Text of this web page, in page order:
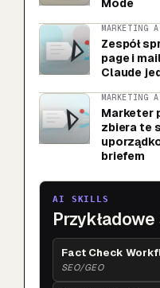
Mode
MARKETING
Zespół
page i
Claude
MARKETING
Marketer
zbiera te
briefem
AI SKILLS
Fact Check
SEO/GEO